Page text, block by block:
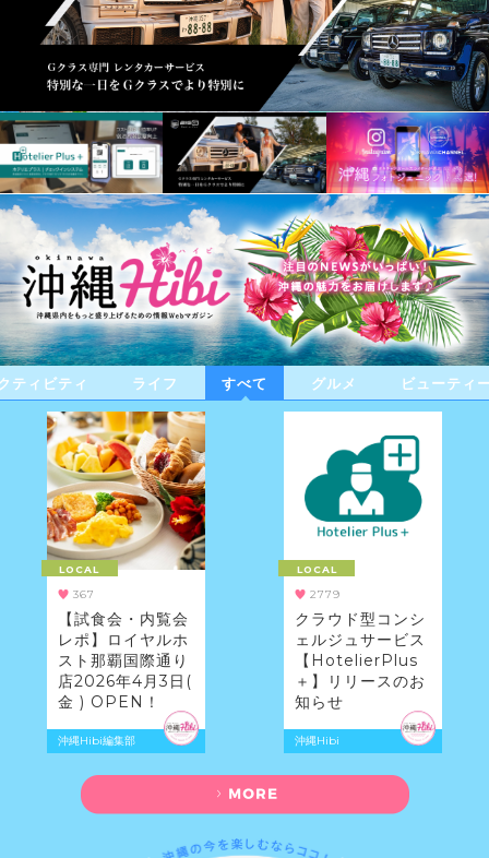
ティビティ ライフ すべて グルメ ビューティ
LOCAL
367
【試食会・内覧会
レポ】ロイヤルホ
スト那覇国際通り
店2026年4月3日(
金 ) OPEN！
沖縄Hibi編集部
LOCAL
2779
クラウド型コンシ
ェルジュサービス
【HotelierPlus
＋】リリースのお
知らせ
沖縄Hibi